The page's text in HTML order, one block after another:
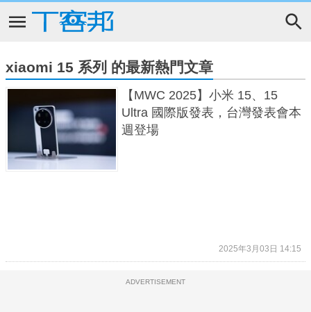
xiaomi 15 系列 的最新熱門文章
【MWC 2025】小米 15、15
Ultra 國際版發表，台灣發表會本
週登場
2025年3月03日 14:15
ADVERTISEMENT